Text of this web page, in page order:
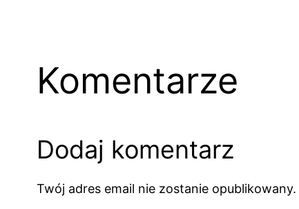
Komentarze
Dodaj komentarz
Twój adres email nie zostanie opublikowany.